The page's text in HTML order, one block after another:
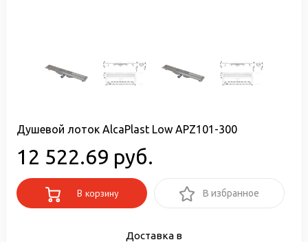
Душевой лоток AlcaPlast Low APZ101-300
12 522.69 руб.
В корзину В избранное
Доставка в